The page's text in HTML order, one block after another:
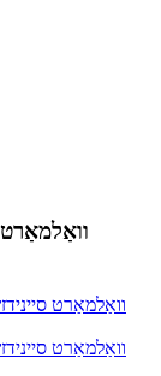
וואַלמאַרט